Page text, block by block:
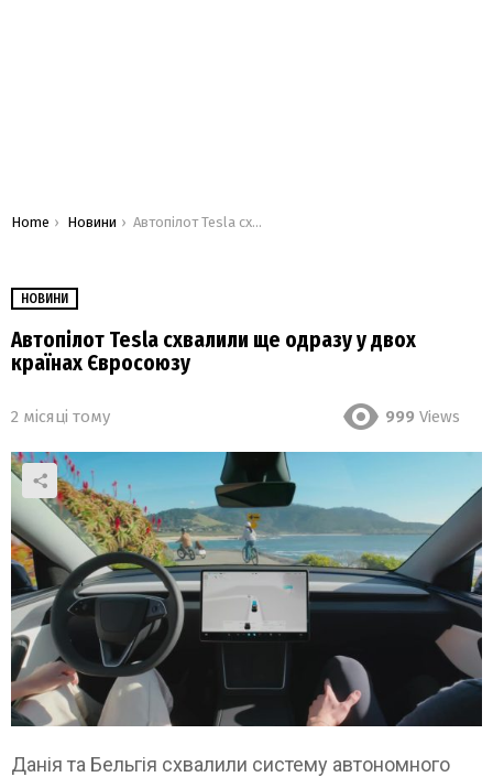
You are here:
Home Новини Автопілот Tesla схвалили ще одразу у двох країнах Євросоюзу
НОВИНИ
Автопілот Tesla схвалили ще одразу у двох
країнах Євросоюзу
2 місяці тому 999 Views
Данія та Бельгія схвалили систему автономного